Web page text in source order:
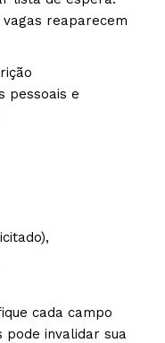
reaparecem
pessoais e
cada campo
invalidar sua